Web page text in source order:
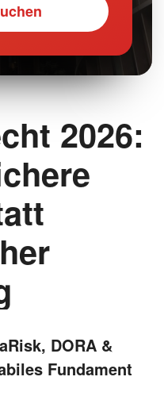
2026:
DORA &
Fundament